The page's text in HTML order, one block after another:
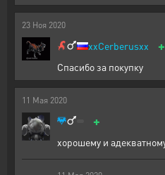
23 Ноя 2020
xxCerberusxx +
Спасибо за покупку
11 Мая 2020
+
хорошему и